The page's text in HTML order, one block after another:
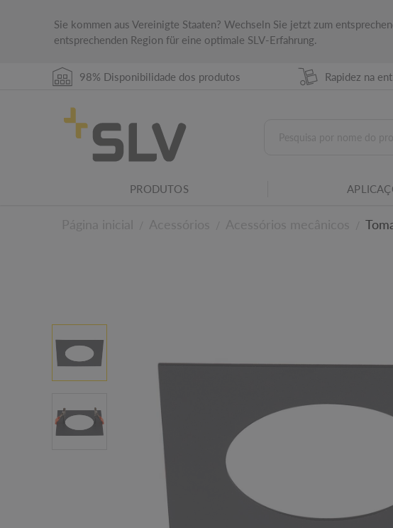
Sie kommen aus Vereinigte Staaten? Wechseln Sie jetzt zum
entsprechenden Region für eine optimale SLV-Erfahrung.
98% Disponibilidade dos produtos Rapidez na
PRODUTOS
Família de luminária